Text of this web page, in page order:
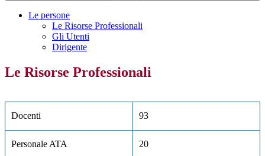
Le persone
Le Risorse Professionali
Gli Utenti
Dirigente
Le Risorse Professionali
Docenti 93
Personale ATA 20